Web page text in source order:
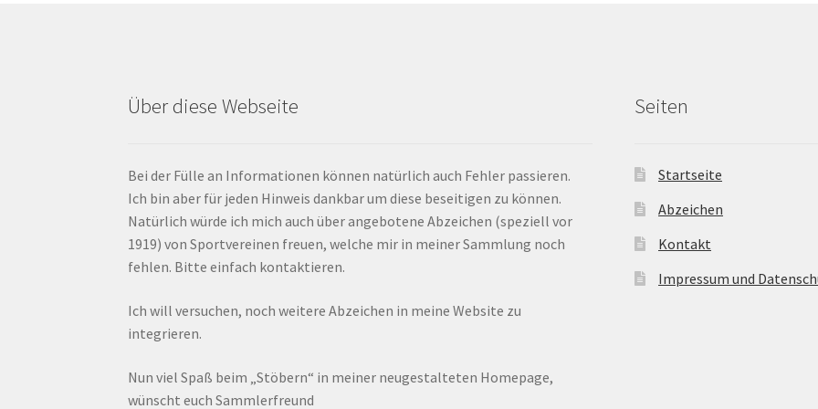
Über diese Webseite
Bei der Fülle an Informationen können natürlich auch Fehler passieren.
Ich bin aber für jeden Hinweis dankbar um diese beseitigen zu können.
Natürlich würde ich mich auch über angebotene Abzeichen (speziell vor
1919) von Sportvereinen freuen, welche mir in meiner Sammlung noch
fehlen. Bitte einfach kontaktieren.
Ich will versuchen, noch weitere Abzeichen in meine Website zu
integrieren.
Nun viel Spaß beim „Stöbern“ in meiner neugestalteten Homepage,
wünscht euch Sammlerfreund
Seiten
Startseite
Abzeichen
Kontakt
Impressum und